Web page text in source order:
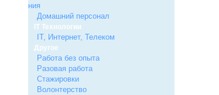
ния
Домашний персонал
IT Технологии
IT, Интернет, Телеком
Другое
Работа без опыта
Разовая работа
Стажировки
Волонтерство